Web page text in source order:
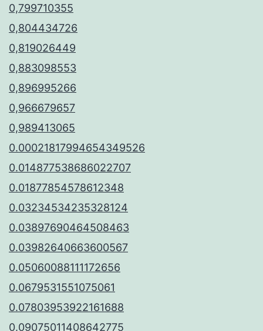
0,799710355
0,804434726
0,819026449
0,883098553
0,896995266
0,966679657
0,989413065
0.00021817994654349526
0.014877538686022707
0.01877854578612348
0.03234534235328124
0.03897690464508463
0.03982640663600567
0.05060088111172656
0.0679531551075061
0.07803953922161688
0.09075011408642775